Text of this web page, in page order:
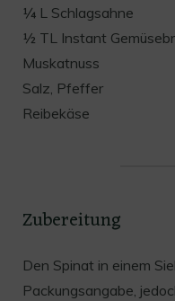
¼ L Schlagsahne
½ TL Instant
Muskatnuss
Salz, Pfeffer
Reibekäse
Zubereitung
Den Spinat in einem
Packungsangabe,